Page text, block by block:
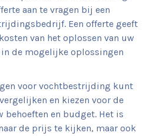
aan te vragen bij een
Een offerte geeft
van het oplossen van uw
de mogelijke oplossingen
voor vochtbestrijding kunt
en kiezen voor de
en budget. Het is
de prijs te kijken, maar ook